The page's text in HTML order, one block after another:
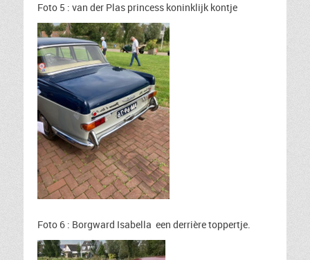
Foto 5 : van der Plas princess koninklijk kontje
Foto 6 : Borgward Isabella een derrière toppertje.